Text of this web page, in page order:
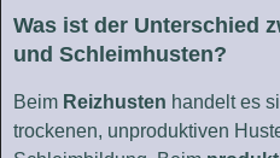
Was ist der Unterschied
und Schleimhusten?
Beim Reizhusten handelt es
trockenen, unproduktiven